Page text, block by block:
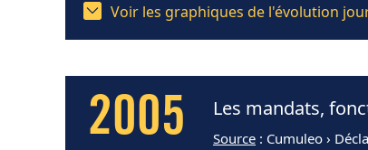
Voir les graphiques de l'évolution
2005 Les mandats,
Source : Cumuleo ›